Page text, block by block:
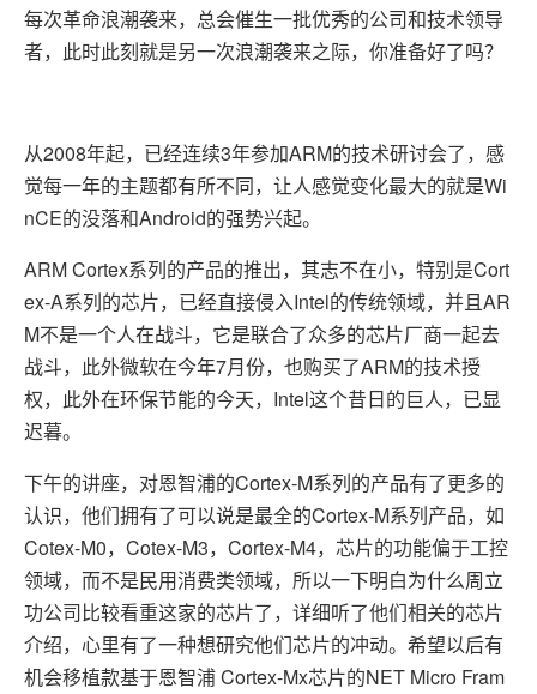
每次革命浪潮袭来，总会催生一批优秀的公司和技术领导
者，此时此刻就是另一次浪潮袭来之际，你准备好了吗？
从2008年起，已经连续3年参加ARM的技术研讨会了，感
觉每一年的主题都有所不同，让人感觉变化最大的就是Wi
nCE的没落和Android的强势兴起。
ARM Cortex系列的产品的推出，其志不在小，特别是Cort
ex-A系列的芯片，已经直接侵入Intel的传统领域，并且 AR
M不是一个人在战斗，它是联合了众多的芯片厂商一起去
战斗，此外微软在今年7月份，也购买了ARM的技术授
权，此外在环保节能的今天， Intel这个昔日的巨人，已显
迟暮。
下午的讲座，对恩智浦的Cortex-M系列的产品有了更多的
认识，他们拥有了可以说是最全的Cortex-M系列产品，如
Cotex-M0， Cotex-M3， Cortex-M4，芯片的功能偏于工控
领域，而不是民用消费类领域，所以一下明白为什么周立
功公司比较看重这家的芯片了，详细听了他们相关的芯片
介绍，心里有了一种想研究他们芯片的冲动。希望以后有
机会移植款基于恩智浦 Cortex-Mx芯片的NET Micro Fram